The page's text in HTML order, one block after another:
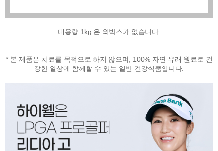
대용량 1kg 은 외박스가 없습니다.
* 본 제품은 치료를 목적으로 하지 않으며, 100% 자연 유래 원료로 건
강한 일상에 함께할 수 있는 일반 건강식품입니다.